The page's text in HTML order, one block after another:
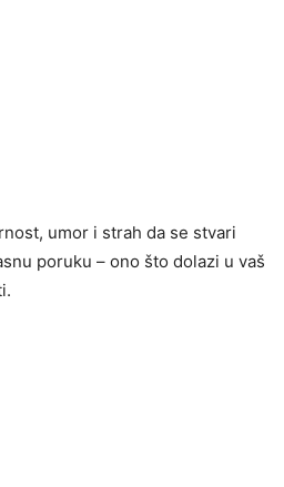
umor i strah da se stvari
poruku – ono što dolazi u vaš